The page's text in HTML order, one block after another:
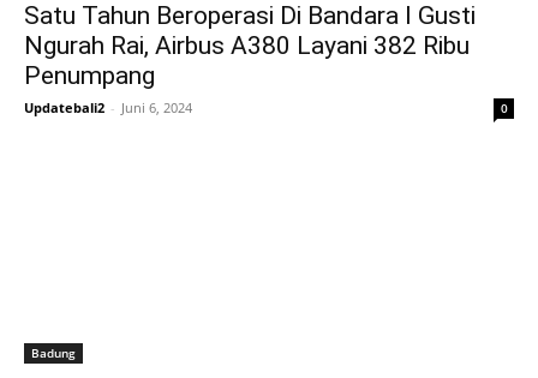
Satu Tahun Beroperasi Di Bandara I Gusti
Ngurah Rai, Airbus A380 Layani 382 Ribu
Penumpang
Updatebali2 - Juni 6, 2024 0
Badung